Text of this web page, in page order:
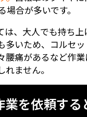
合が多いです。
は、大人でも持ち
多いため、コルセ
腰痛があるなど作
ません。
を依頼する